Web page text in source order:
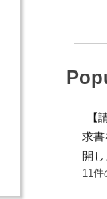
【
求書
開し
11件